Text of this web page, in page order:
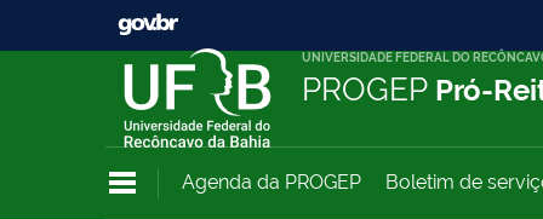
UNIVERSIDADE FEDERAL DO
PROGEP Pró-
Agenda da PROGEP Boletim de